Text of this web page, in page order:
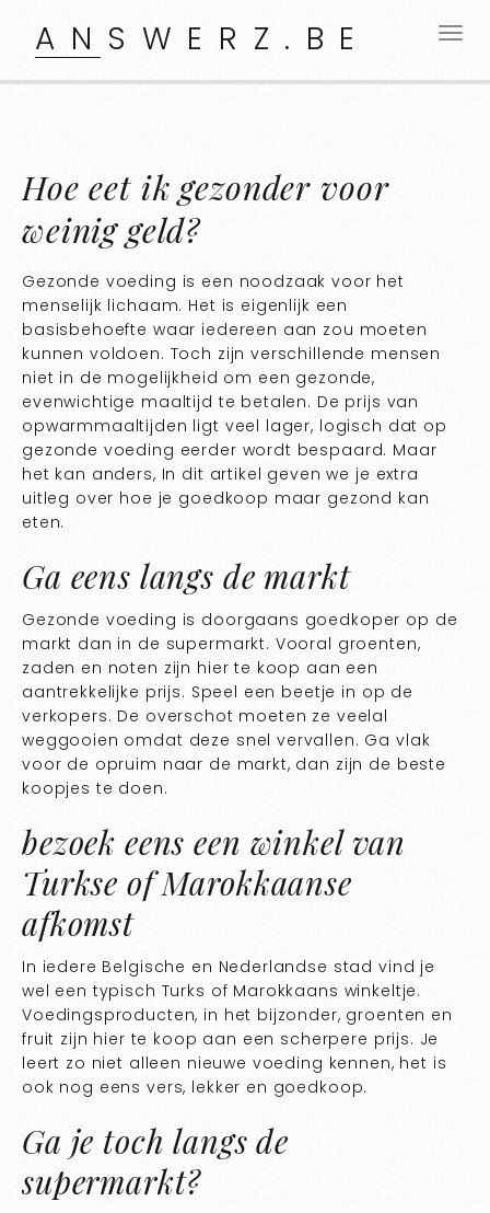
ANSWERZ.BE
Hoe eet ik gezonder voor
weinig geld?
Gezonde voeding is een noodzaak voor het
menselijk lichaam. Het is eigenlijk een
basisbehoefte waar iedereen aan zou moeten
kunnen voldoen. Toch zijn verschillende mensen
niet in de mogelijkheid om een gezonde,
evenwichtige maaltijd te betalen. De prijs van
opwarmmaaltijden ligt veel lager, logisch dat op
gezonde voeding eerder wordt bespaard. Maar
het kan anders, In dit artikel geven we je extra
uitleg over hoe je goedkoop maar gezond kan
eten.
Ga eens langs de markt
Gezonde voeding is doorgaans goedkoper op de
markt dan in de supermarkt. Vooral groenten,
zaden en noten zijn hier te koop aan een
aantrekkelijke prijs. Speel een beetje in op de
verkopers. De overschot moeten ze veelal
weggooien omdat deze snel vervallen. Ga vlak
voor de opruim naar de markt, dan zijn de beste
koopjes te doen.
bezoek eens een winkel van
Turkse of Marokkaanse
afkomst
In iedere Belgische en Nederlandse stad vind je
wel een typisch Turks of Marokkaans winkeltje.
Voedingsproducten, in het bijzonder, groenten en
fruit zijn hier te koop aan een scherpere prijs. Je
leert zo niet alleen nieuwe voeding kennen, het is
ook nog eens vers, lekker en goedkoop.
Ga je toch langs de
supermarkt?